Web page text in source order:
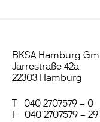
BKSA Hamburg
Jarrestraße 42a
22303 Hamburg
T 040 2707579 – 0
F 040 2707579 – 29